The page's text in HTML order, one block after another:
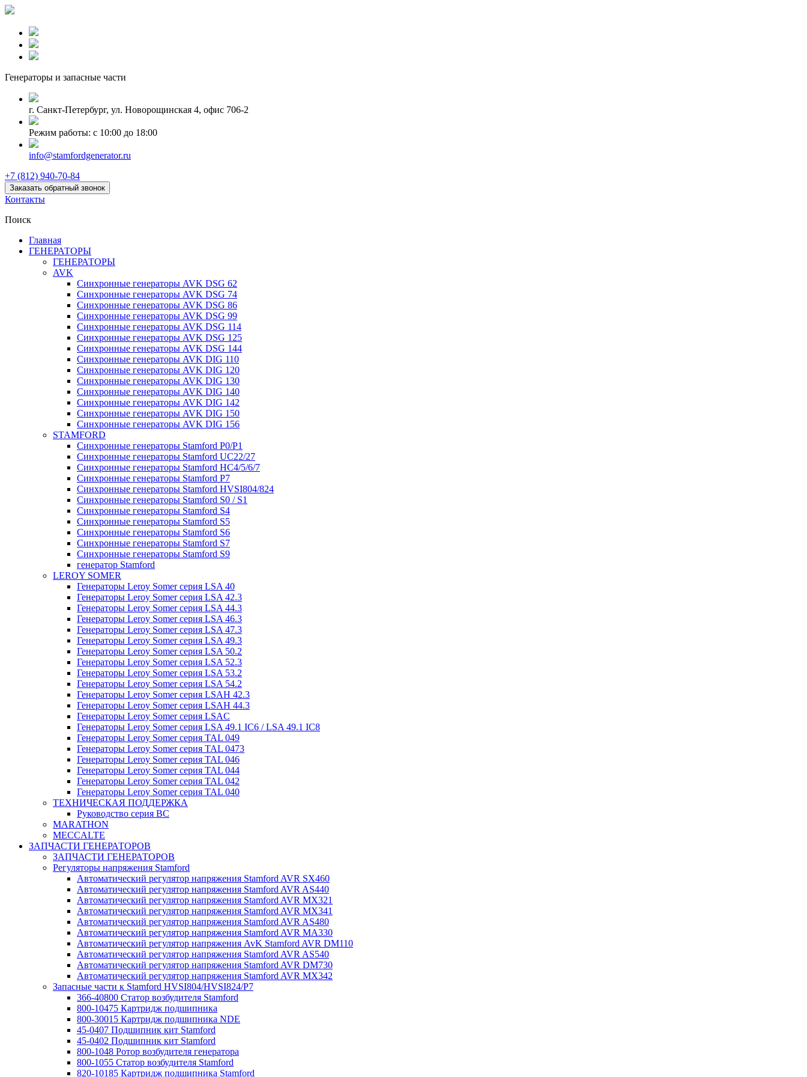
Генераторы и запаcные части
г. Санкт-Петербург, ул. Новорощинская 4, офис 706-2
Режим работы: с 10:00 до 18:00
info@stamfordgenerator.ru
+7 (812) 940-70-84
Заказать обратный звонок
Контакты
Поиск
Главная
ГЕНЕРАТОРЫ
ГЕНЕРАТОРЫ
AVK
Синхронные генераторы AVK DSG 62
Синхронные генераторы AVK DSG 74
Синхронные генераторы AVK DSG 86
Синхронные генераторы AVK DSG 99
Синхронные генераторы AVK DSG 114
Синхронные генераторы AVK DSG 125
Синхронные генераторы AVK DSG 144
Синхронные генераторы AVK DIG 110
Синхронные генераторы AVK DIG 120
Синхронные генераторы AVK DIG 130
Синхронные генераторы AVK DIG 140
Синхронные генераторы AVK DIG 142
Синхронные генераторы AVK DIG 150
Синхронные генераторы AVK DIG 156
STAMFORD
Синхронные генераторы Stamford P0/P1
Синхронные генераторы Stamford UC22/27
Синхронные генераторы Stamford HC4/5/6/7
Синхронные генераторы Stamford P7
Синхронные генераторы Stamford HVSI804/824
Синхронные генераторы Stamford S0 / S1
Синхронные генераторы Stamford S4
Синхронные генераторы Stamford S5
Синхронные генераторы Stamford S6
Синхронные генераторы Stamford S7
Синхронные генераторы Stamford S9
генератор Stamford
LEROY SOMER
Генераторы Leroy Somer серия LSA 40
Генераторы Leroy Somer серия LSA 42.3
Генераторы Leroy Somer серия LSA 44.3
Генераторы Leroy Somer серия LSA 46.3
Генераторы Leroy Somer серия LSA 47.3
Генераторы Leroy Somer серия LSA 49.3
Генераторы Leroy Somer серия LSA 50.2
Генераторы Leroy Somer серия LSA 52.3
Генераторы Leroy Somer серия LSA 53.2
Генераторы Leroy Somer серия LSA 54.2
Генераторы Leroy Somer серия LSAH 42.3
Генераторы Leroy Somer серия LSAH 44.3
Генераторы Leroy Somer серия LSAC
Генераторы Leroy Somer серия LSA 49.1 IC6 / LSA 49.1 IC8
Генераторы Leroy Somer серия TAL 049
Генераторы Leroy Somer серия TAL 0473
Генераторы Leroy Somer серия TAL 046
Генераторы Leroy Somer серия TAL 044
Генераторы Leroy Somer серия TAL 042
Генераторы Leroy Somer серия TAL 040
ТЕХНИЧЕСКАЯ ПОДДЕРЖКА
Руководство серия BC
MARATHON
MECCALTE
ЗАПЧАСТИ ГЕНЕРАТОРОВ
ЗАПЧАСТИ ГЕНЕРАТОРОВ
Регуляторы напряжения Stamford
Автоматический регулятор напряжения Stamford AVR SX460
Автоматический регулятор напряжения Stamford AVR AS440
Автоматический регулятор напряжения Stamford AVR MX321
Автоматический регулятор напряжения Stamford AVR MX341
Автоматический регулятор напряжения Stamford AVR AS480
Автоматический регулятор напряжения Stamford AVR MA330
Автоматический регулятор напряжения AvK Stamford AVR DM110
Автоматический регулятор напряжения Stamford AVR AS540
Автоматический регулятор напряжения Stamford AVR DM730
Автоматический регулятор напряжения Stamford AVR MX342
Запасные части к Stamford HVSI804/HVSI824/P7
366-40800 Статор возбудителя Stamford
800-10475 Картридж подшипника
800-30015 Картридж подшипника NDE
45-0407 Подшипник кит Stamford
45-0402 Подшипник кит Stamford
800-1048 Ротор возбудителя генератора
800-1055 Статор возбудителя Stamford
820-10185 Картридж подшипника Stamford